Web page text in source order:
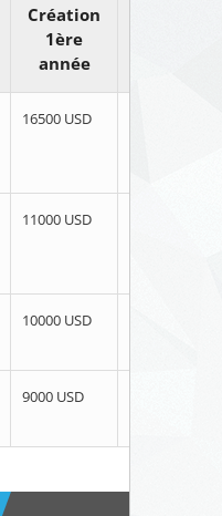
Création
1ère
année
16500 USD
11000 USD
10000 USD
9000 USD